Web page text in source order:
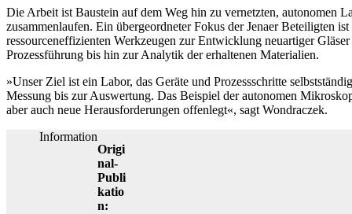
Die Arbeit ist Baustein auf dem Weg hin zu vernetzten, autonomen
zusammenlaufen. Ein übergeordneter Fokus der Jenaer Beteiligten
ressourceneffizienten Werkzeugen zur Entwicklung neuartiger
Prozessführung bis hin zur Analytik der erhaltenen Materialien.
»Unser Ziel ist ein Labor, das Geräte und Prozessschritte
Messung bis zur Auswertung. Das Beispiel der autonomen
aber auch neue Herausforderungen offenlegt«, sagt Wondraczek.
Information
Origi
nal-
Publi
katio
n: